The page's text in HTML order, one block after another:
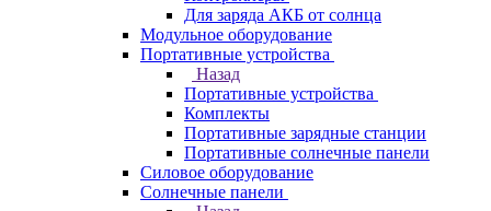
Для заряда АКБ от солнца
Модульное оборудование
Портативные устройства
Назад
Портативные устройства
Комплекты
Портативные зарядные станции
Портативные солнечные панели
Силовое оборудование
Солнечные панели